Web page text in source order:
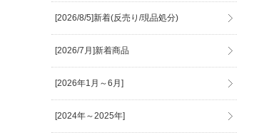
[2026/8/5]新着(反売り/現品処分)
[2026/7月]新着商品
[2026年1月～6月]
[2024年～2025年]